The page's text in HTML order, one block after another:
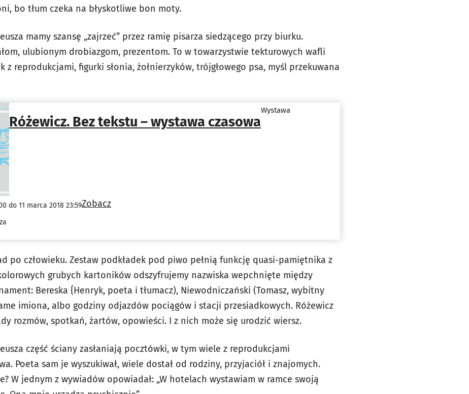
bo tłum czeka na błyskotliwe bon moty.
mamy szansę „zajrzeć” przez ramię pisarza siedzącego przy biurku.
ulubionym drobiazgom, prezentom. To w towarzystwie tekturowych wafli
z reprodukcjami, figurki słonia, żołnierzyków, trójgłowego psa, myśl przekuwana
Różewicz. Bez tekstu – wystawa czasowa
Wystawa
do 11 marca 2018 23:59Zobacz
po człowieku. Zestaw podkładek pod piwo pełnią funkcję quasi-pamiętnika z
grubych kartoników odszyfrujemy nazwiska wepchnięte między
Bereska {Henryk, poeta i tłumacz), Niewodniczański (Tomasz, wybitny
imiona, albo godziny odjazdów pociągów i stacji przesiadkowych. Różewicz
rozmów, spotkań, żartów, opowieści. I z nich może się urodzić wiersz.
część ściany zasłaniają pocztówki, w tym wiele z reprodukcjami
Poeta sam je wyszukiwał, wiele dostał od rodziny, przyjaciół i znajomych.
W jednym z wywiadów opowiadał: „W hotelach wystawiam w ramce swoją